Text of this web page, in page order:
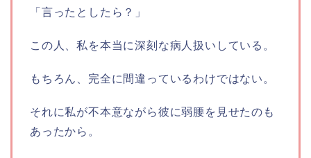
「言ったとしたら？」
この人、私を本当に深刻な病人扱いしている。
もちろん、完全に間違っているわけではない。
それに私が不本意ながら彼に弱腰を見せたのも
あったから。